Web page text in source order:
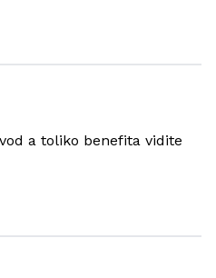
a toliko benefita vidite